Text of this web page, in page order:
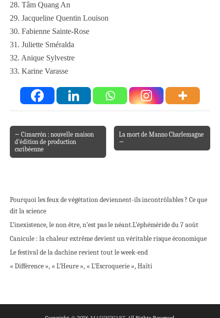
28. Tâm Quang An
29. Jacqueline Quentin Louison
30. Fabienne Sainte-Rose
31. Juliette Sméralda
32. Anique Sylvestre
33. Karine Varasse
Post navigation
← Cimarrón : nouvelle maison
d’édition de production
caribéenne
La mort de Manno Charlemagne
→
Pourquoi les feux de végétation deviennent-ils incontrôlables ? Ce que
dit la science
L’inexistence, le non être, n’est pas le néant.L’éphéméride du 7 août
Canicule : la chaleur extrême devient un véritable risque économique
Le festival de la dachine revient tout le week-end
« Différence », « L’Heure », « L’Escroquerie », Haïti